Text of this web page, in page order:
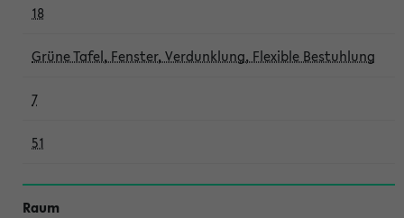
18
Grüne Tafel, Fenster, Verdunklung, Flexible Bestuhlung
7
51